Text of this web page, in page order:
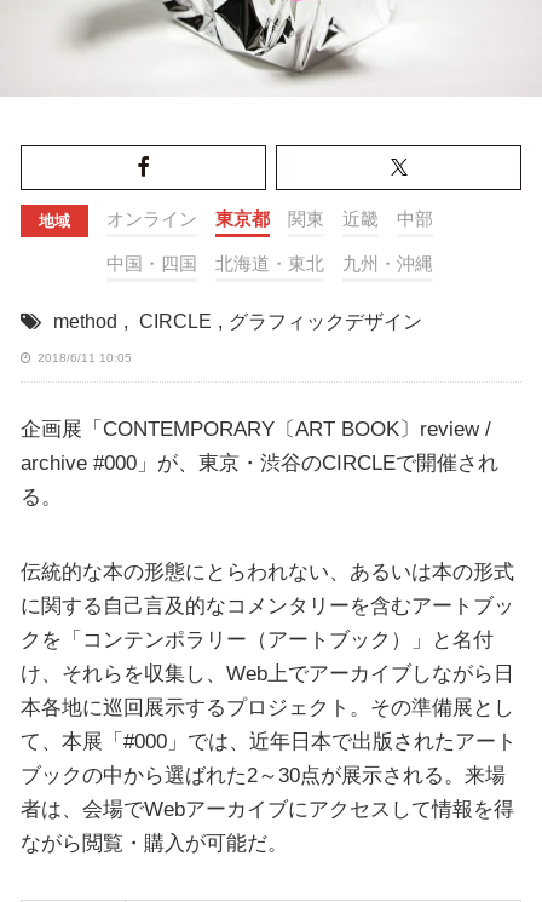
地域 オンライン 東京都 関東 近畿 中部
中国・四国 北海道・東北 九州・沖縄
method , CIRCLE , グラフィックデザイン
2018/6/11 10:05
企画展「CONTEMPORARY〔ART BOOK〕review /
archive #000」が、東京・渋谷のCIRCLEで開催され
る。
伝統的な本の形態にとらわれない、あるいは本の形式
に関する自己言及的なコメンタリーを含むアートブッ
クを「コンテンポラリー（アートブック）」と名付
け、それらを収集し、Web上でアーカイブしながら日
本各地に巡回展示するプロジェクト。その準備展とし
て、本展「#000」では、近年日本で出版されたアート
ブックの中から選ばれた2～30点が展示される。来場
者は、会場でWebアーカイブにアクセスして情報を得
ながら閲覧・購入が可能だ。